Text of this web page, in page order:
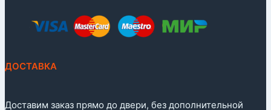
ДОСТАВКА
Доставим заказ прямо до двери, без дополнительной